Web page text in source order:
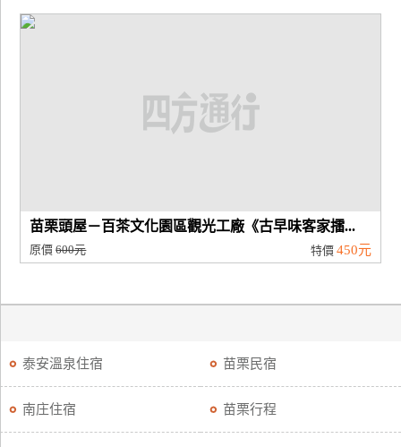
苗栗頭屋－百茶文化園區觀光工廠《古早味客家擂...
原價600元 特價 450元
泰安溫泉住宿 苗栗民宿
南庄住宿 苗栗行程